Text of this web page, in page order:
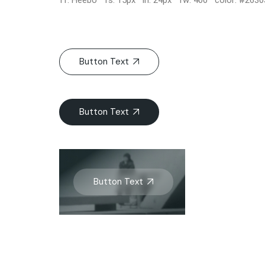
Button Text
Button Text
Button Text